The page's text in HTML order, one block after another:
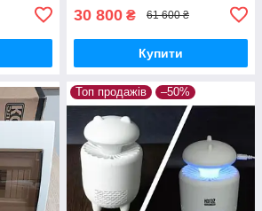
30 800 ₴ 61 600 ₴
Купити
Топ продажів –50%